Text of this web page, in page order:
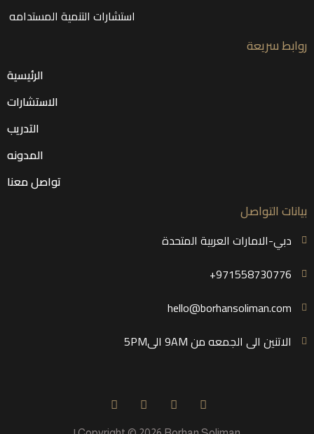
استشارات التنمية المستدامه
روابط سريعة
الرئيسية
الاستشارات
التدريب
المدونه
تواصل معنا
بيانات التواصل
دبي-الامارات العربية المتحدة
971558730776+
hello@borhansoliman.com
الاتنين الى الجمعه من 9AM الى5PM